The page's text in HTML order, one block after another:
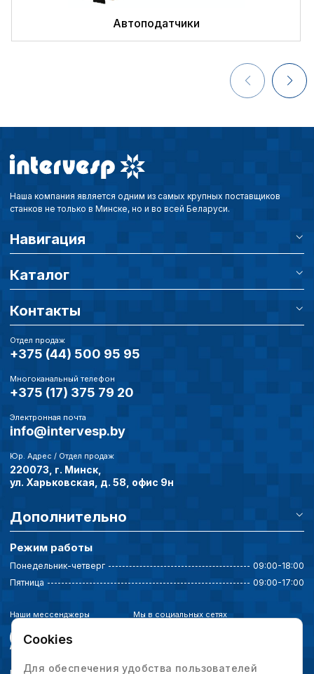
Автоподатчики
Наша компания является одним из самых крупных поставщиков
станков не только в Минске, но и во всей Беларуси.
Навигация
Каталог
Контакты
Отдел продаж
+375 (44) 500 95 95
Многоканальный телефон
+375 (17) 375 79 20
Электронная почта
info@intervesp.by
Юр. Адрес / Отдел продаж
220073, г. Минск,
ул. Харьковская, д. 58, офис 9н
Дополнительно
Режим работы
Понедельник-четверг
09:00-18:00
Пятница
09:00-17:00
Наши мессенджеры Мы в социальных сетях
Cookies
Для обеспечения удобства пользователей
настроек файлов cookie
согласие) в любое
верхней части
настроек cookie».
Перед тем как
Технические
cookie-файлы
Аналитические
Внимание:
страницы и